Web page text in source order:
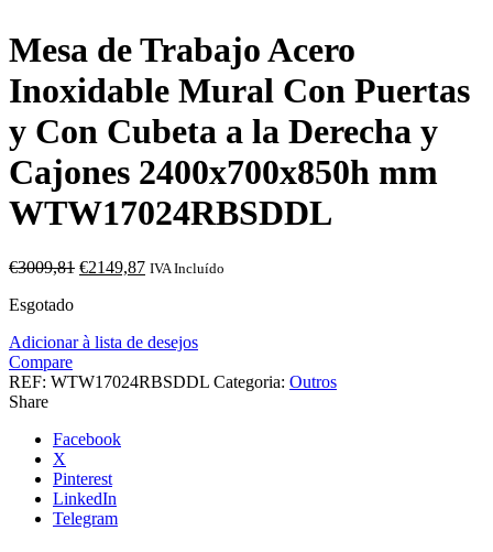
Mesa de Trabajo Acero
Inoxidable Mural Con Puertas
y Con Cubeta a la Derecha y
Cajones 2400x700x850h mm
WTW17024RBSDDL
€3009,81 O
€3009,81.
€2149,87O
€2149,87.
IVA Incluído
Esgotado
Adicionar à lista de desejos
Compare
REF: WTW17024RBSDDL Categoria: Outros
Share
Facebook
X
Pinterest
LinkedIn
Telegram